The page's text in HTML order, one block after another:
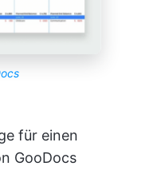
für einen
GooDocs